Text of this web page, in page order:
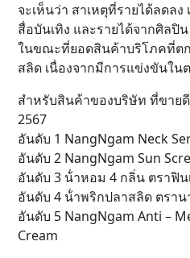
จะเห็นว่า สาเหตุที่รายได้ลดล
สื่อบันเทิง และรายได้จากศิลปิ
ในขณะที่ยอดสินค้าบริโภคที่ต
สลิด เนื่องจากมีการแข่งขันใน
สำหรับสินค้าของบริษัท ที่ขาย
2567
อันดับ 1 NangNgam Neck
อันดับ 2 NangNgam Sun
อันดับ 3 น้ําหอม 4 กลิ่น ตราฟิน
อันดับ 4 น้ําพริกปลาสลิด ตราน
อันดับ 5 NangNgam Anti –
Cream